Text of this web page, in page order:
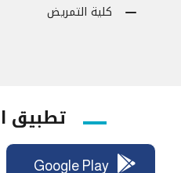
كلية التمريض
تطبيق
Google Play